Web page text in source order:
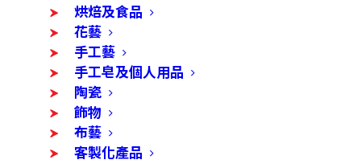
烘焙及食品
花藝
手工藝
手工皂及個人用品
陶瓷
飾物
布藝
客製化產品